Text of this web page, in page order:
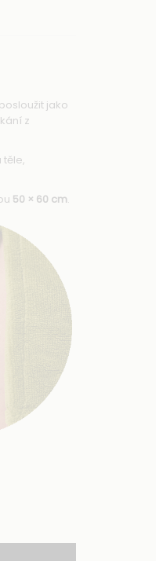
jako
z
50 × 60 cm.